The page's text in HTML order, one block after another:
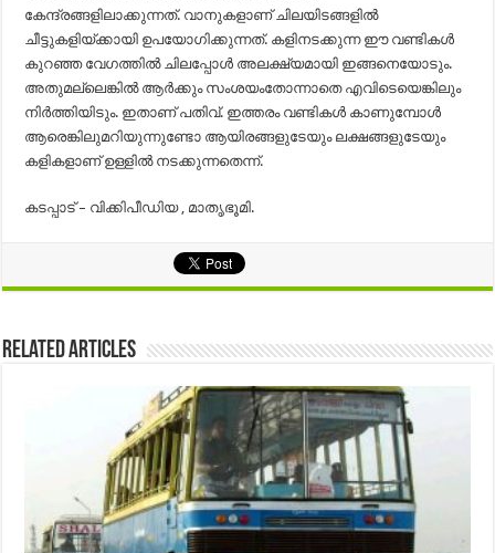
കേന്ദ്രങ്ങളിലാക്കുന്നത്. വാനുകളാണ് ചിലയിടങ്ങളില്‍
ചീട്ടുകളിയ്ക്കായി ഉപയോഗിക്കുന്നത്. കളിനടക്കുന്ന ഈ വണ്ടികള്‍
കുറഞ്ഞ വേഗത്തില്‍ ചിലപ്പോള്‍ അലക്ഷ്യമായി ഇങ്ങനെയോടും.
അതുമല്ലെങ്കില്‍ ആര്‍ക്കും സംശയംതോന്നാതെ എവിടെയെങ്കിലും
നിര്‍ത്തിയിടും. ഇതാണ് പതിവ്. ഇത്തരം വണ്ടികള്‍ കാണുമ്പോള്‍
ആരെങ്കിലുമറിയുന്നുണ്ടോ ആയിരങ്ങളുടേയും ലക്ഷങ്ങളുടേയും
കളികളാണ് ഉള്ളില്‍ നടക്കുന്നതെന്ന്.
കടപ്പാട് – വിക്കിപീഡിയ , മാതൃഭൂമി.
Related Articles